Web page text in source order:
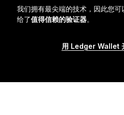
我们拥有最尖端的技术，因此您
给了值得信赖的验证器。
用 Ledger Wallet